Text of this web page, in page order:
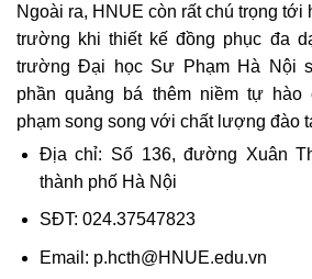
Ngoài ra, HNUE còn rất chú trọng tới
trường khi thiết kế đồng phục đa
trường Đại học Sư Phạm Hà Nội
phần quảng bá thêm niềm tự
phạm song song với chất lượng đào
Địa chỉ: Số 136, đường Xuân
thành phố Hà Nội
SĐT: 024.37547823
Email: p.hcth@HNUE.edu.vn